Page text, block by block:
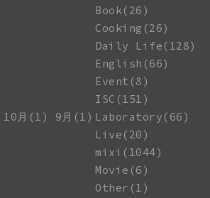
10月(1)
9月(1)
Book(26)
Cooking(26)
Daily Life(128)
English(66)
Event(8)
ISC(151)
Laboratory(66)
Live(20)
mixi(1044)
Movie(6)
Other(1)